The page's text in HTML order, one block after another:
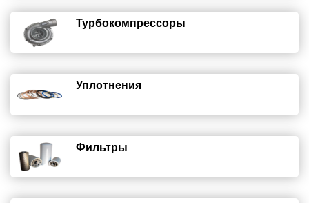
Турбокомпрессоры
Уплотнения
Фильтры